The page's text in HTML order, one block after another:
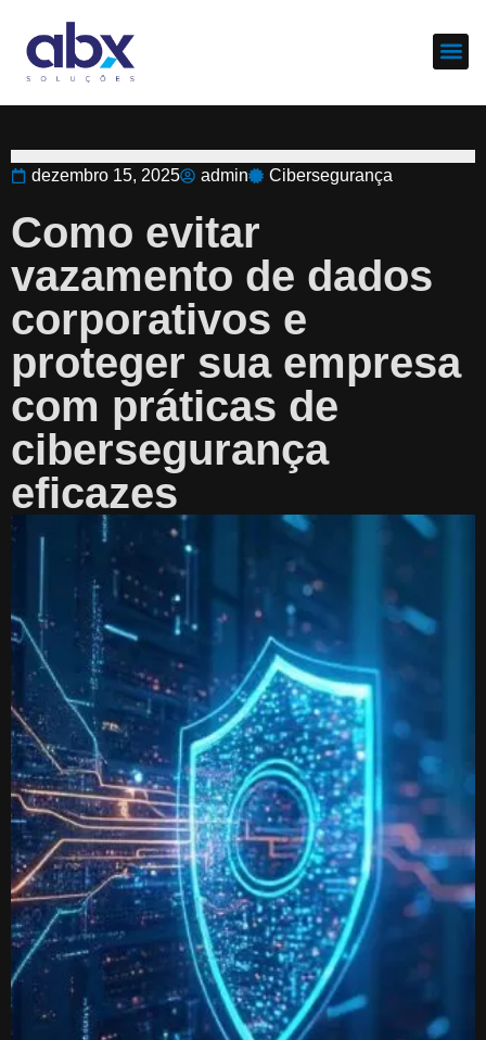
dezembro 15, 2025 admin Cibersegurança
Como evitar
vazamento de dados
corporativos e
proteger sua empresa
com práticas de
cibersegurança
eficazes